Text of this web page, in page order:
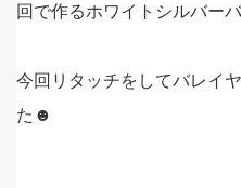
回で作るホワイトシルバー
今回リタッチをしてバレイ
た☻